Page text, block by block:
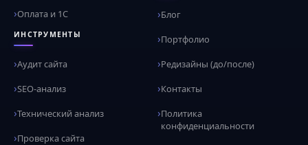
Оплата и 1С
ИНСТРУМЕНТЫ
Аудит сайта
SEO-анализ
Технический анализ
Проверка сайта
Блог
Портфолио
Редизайны (до/после)
Контакты
Политика
конфиденциальности